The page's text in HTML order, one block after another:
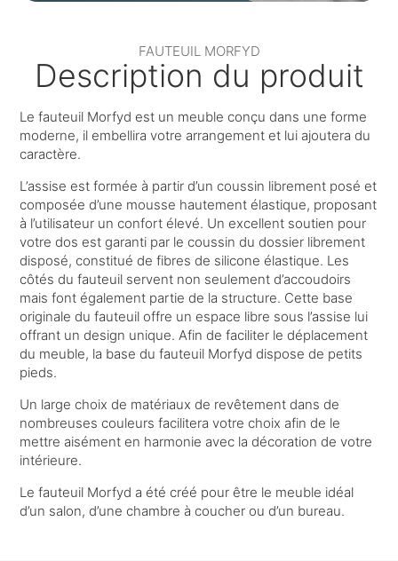
FAUTEUIL MORFYD
Description du produit
Le fauteuil Morfyd est un meuble conçu dans une forme
moderne, il embellira votre arrangement et lui ajoutera du
caractère.
L’assise est formée à partir d’un coussin librement posé et
composée d’une mousse hautement élastique, proposant
à l’utilisateur un confort élevé. Un excellent soutien pour
votre dos est garanti par le coussin du dossier librement
disposé, constitué de fibres de silicone élastique. Les
côtés du fauteuil servent non seulement d’accoudoirs
mais font également partie de la structure. Cette base
originale du fauteuil offre un espace libre sous l’assise lui
offrant un design unique. Afin de faciliter le déplacement
du meuble, la base du fauteuil Morfyd dispose de petits
pieds.
Un large choix de matériaux de revêtement dans de
nombreuses couleurs facilitera votre choix afin de le
mettre aisément en harmonie avec la décoration de votre
intérieure.
Le fauteuil Morfyd a été créé pour être le meuble idéal
d’un salon, d’une chambre à coucher ou d’un bureau.